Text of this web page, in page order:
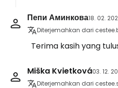
Пепи Аминкова18. 02.
Diterjemahkan dari
Terima kasih yang
Miška Kvietková03. 12.
Diterjemahkan dari